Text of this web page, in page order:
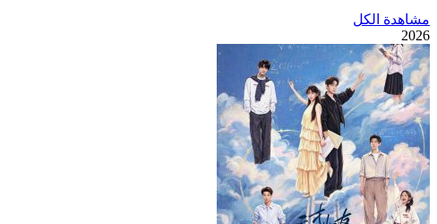
مشاهدة الكل
2026